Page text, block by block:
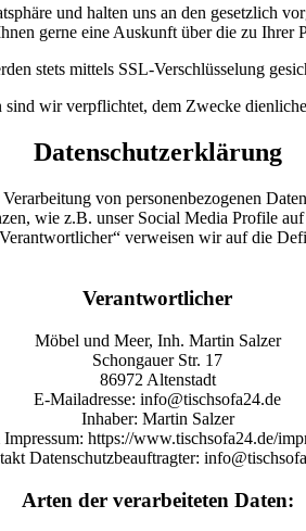
und halten uns an den gesetzlich
gerne eine Auskunft über die zu Ihrer
stets mittels SSL-Verschlüsselung
wir verpflichtet, dem Zwecke
Datenschutzerklärung
von personenbezogenen
wie z.B. unser Social Media Profile
verweisen wir auf die
Verantwortlicher
Möbel und Meer, Inh. Martin Salzer
Schongauer Str. 17
86972 Altenstadt
E-Mailadresse: info@tischsofa24.de
Inhaber: Martin Salzer
https://www.tischsofa24.de/
Datenschutzbeauftragter:
Arten der verarbeiteten Daten: